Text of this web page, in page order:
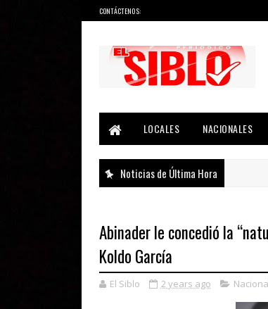
CONTÁCTENOS:
LOCALES
NACIONALES
Noticias de Última Hora
Abinader le concedió la
Koldo García
El Siblo 2 years ago